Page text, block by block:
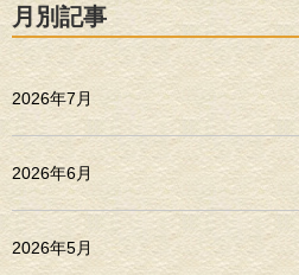
月別記事
2026年7月
2026年6月
2026年5月